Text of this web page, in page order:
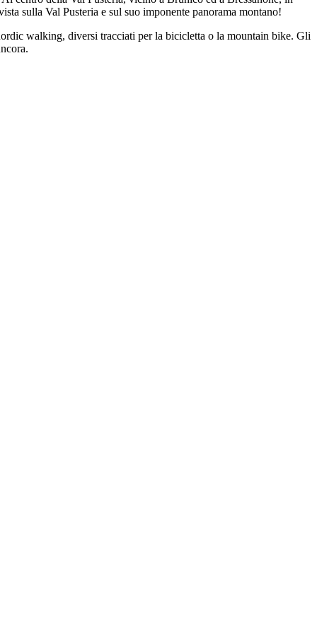
sulla Val Pusteria e sul suo imponente panorama montano!
walking, diversi tracciati per la bicicletta o la mountain bike. Gli